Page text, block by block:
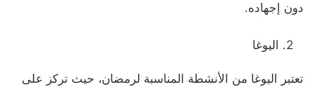
دون إجهاده.
اليوغا
تعتبر اليوغا من الأنشطة المناسبة لرمضان، حيث تركز على